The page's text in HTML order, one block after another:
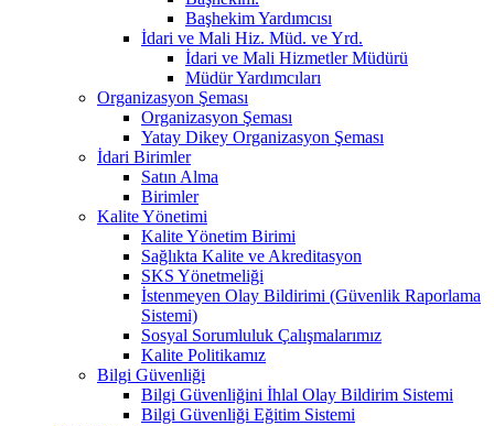
Başhekim Yardımcısı
İdari ve Mali Hiz. Müd. ve Yrd.
İdari ve Mali Hizmetler Müdürü
Müdür Yardımcıları
Organizasyon Şeması
Organizasyon Şeması
Yatay Dikey Organizasyon Şeması
İdari Birimler
Satın Alma
Birimler
Kalite Yönetimi
Kalite Yönetim Birimi
Sağlıkta Kalite ve Akreditasyon
SKS Yönetmeliği
İstenmeyen Olay Bildirimi (Güvenlik Raporlama
Sistemi)
Sosyal Sorumluluk Çalışmalarımız
Kalite Politikamız
Bilgi Güvenliği
Bilgi Güvenliğini İhlal Olay Bildirim Sistemi
Bilgi Güvenliği Eğitim Sistemi